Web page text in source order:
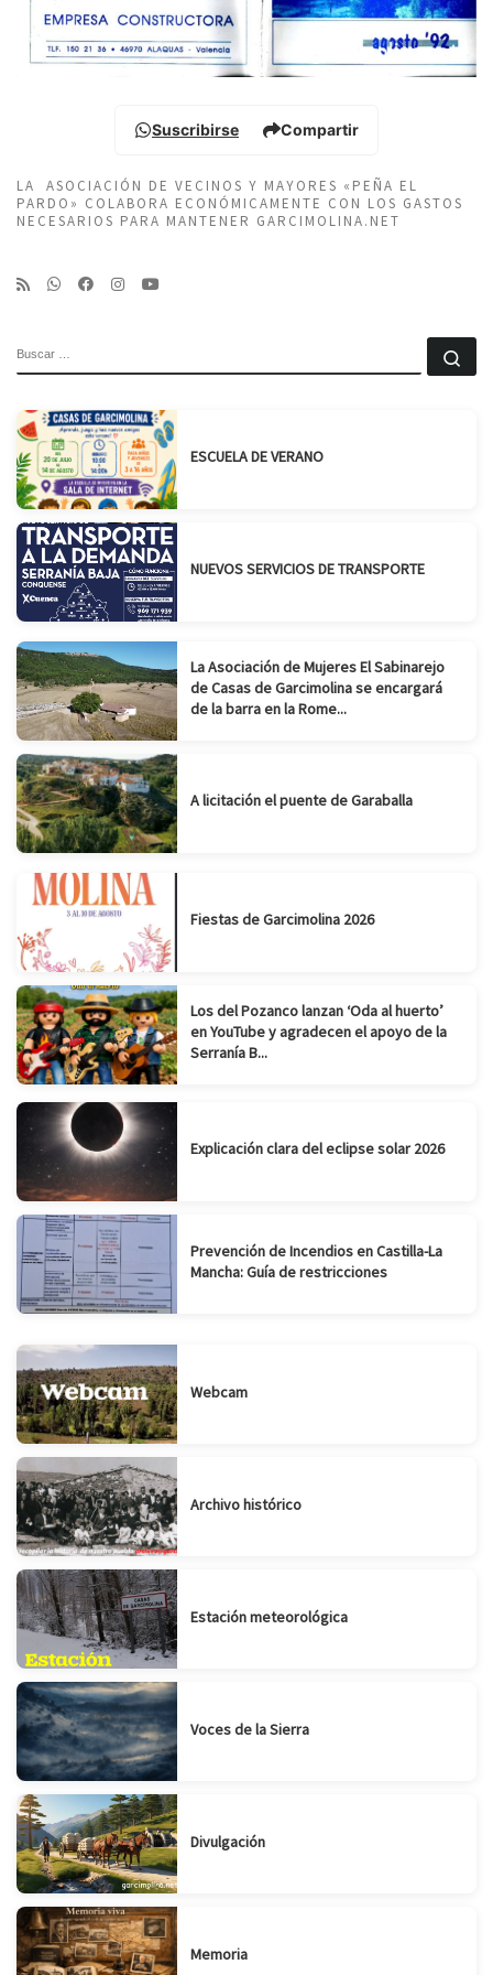
Suscribirse Compartir
LA ASOCIACIÓN DE VECINOS Y MAYORES «PEÑA EL
PARDO» COLABORA ECONÓMICAMENTE CON LOS GASTOS
NECESARIOS PARA MANTENER GARCIMOLINA.NET
ESCUELA DE VERANO
NUEVOS SERVICIOS DE TRANSPORTE
La Asociación de Mujeres El Sabinarejo
de Casas de Garcimolina se encargará
de la barra en la Rome...
A licitación el puente de Garaballa
Fiestas de Garcimolina 2026
Los del Pozanco lanzan ‘Oda al huerto’
en YouTube y agradecen el apoyo de la
Serranía B...
Explicación clara del eclipse solar 2026
Prevención de Incendios en Castilla-La
Mancha: Guía de restricciones
Webcam
Archivo histórico
Estación meteorológica
Voces de la Sierra
Divulgación
Memoria